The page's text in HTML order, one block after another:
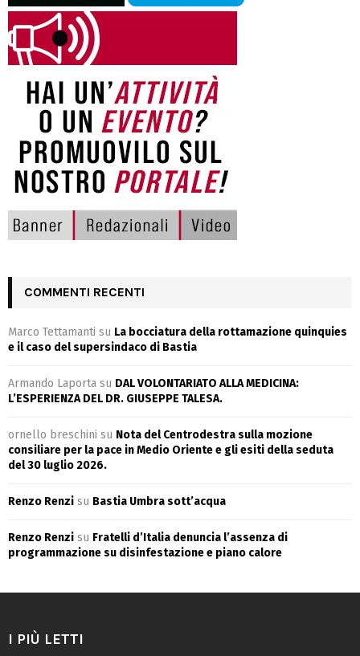
COMMENTI RECENTI
Marco Tettamanti su La bocciatura della rottamazione quinquies
e il caso del supersindaco di Bastia
Armando Laporta su DAL VOLONTARIATO ALLA MEDICINA:
L’ESPERIENZA DEL DR. GIUSEPPE TALESA.
ornello breschini su Nota del Centrodestra sulla mozione
consiliare per la pace in Medio Oriente e gli esiti della seduta
del 30 luglio 2026.
Renzo Renzi su Bastia Umbra sott’acqua
Renzo Renzi su Fratelli d’Italia denuncia l’assenza di
programmazione su disinfestazione e piano calore
I PIÙ LETTI